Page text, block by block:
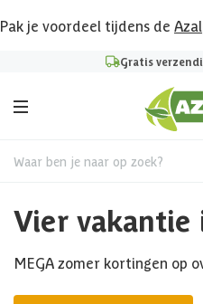
Pak je voordeel tijdens de
Gratis
Waar ben je naar op zoek?
Vier vakantie
MEGA zomer kortingen op